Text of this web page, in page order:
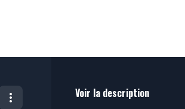
Voir la description